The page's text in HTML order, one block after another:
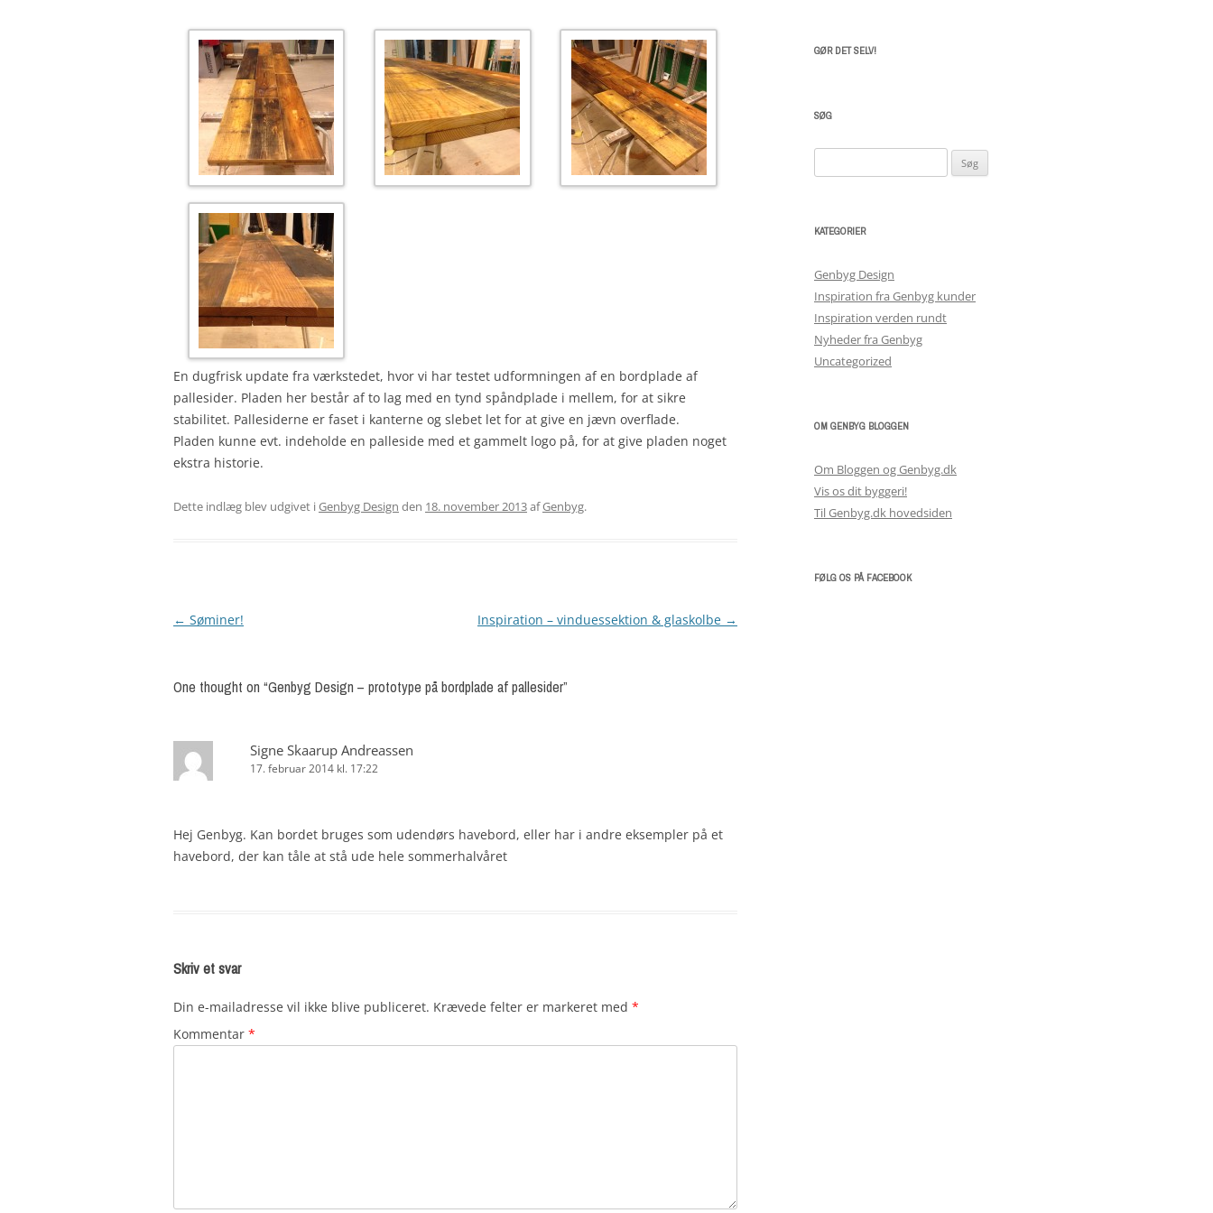
En dugfrisk update fra værkstedet, hvor vi har testet udformningen af en bordplade af
pallesider. Pladen her består af to lag med en tynd spåndplade i mellem, for at sikre
stabilitet. Pallesiderne er faset i kanterne og slebet let for at give en jævn overflade.
Pladen kunne evt. indeholde en palleside med et gammelt logo på, for at give pladen noget
ekstra historie.
Dette indlæg blev udgivet iGenbyg Design den 18. november 2013afGenbyg.
Indlægsnavigation
← Søminer! Inspiration – vinduessektion & glaskolbe →
One thought on “Genbyg Design – prototype på bordplade af pallesider”
Signe Skaarup Andreassen
17. februar 2014 kl. 17:22
Hej Genbyg. Kan bordet bruges som udendørs havebord, eller har i andre eksempler på et
havebord, der kan tåle at stå ude hele sommerhalvåret
Skriv et svar
Din e-mailadresse vil ikke blive publiceret. Krævede felter er markeret med *
Kommentar *
GØR DET SELV!
SØG
efter:
KATEGORIER
Genbyg Design
Inspiration fra Genbyg kunder
Inspiration verden rundt
Nyheder fra Genbyg
Uncategorized
OM GENBYG BLOGGEN
Om Bloggen og Genbyg.dk
Vis os dit byggeri!
Til Genbyg.dk hovedsiden
FØLG OS PÅ FACEBOOK